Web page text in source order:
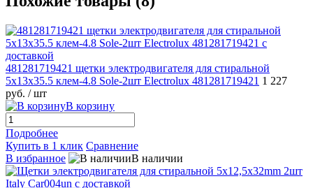
481281719421 щетки электродвигателя для стиральной
5x13x35.5 клем-4.8 Sole-2шт Electrolux 481281719421 1 227
руб. / шт
В корзину
Подробнее
Купить в 1 клик Сравнение
В избранное
В наличии